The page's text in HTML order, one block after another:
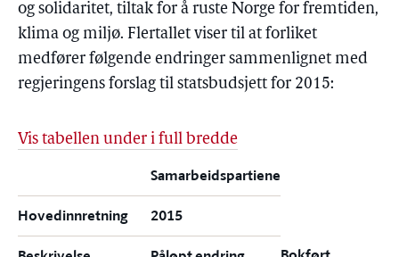
og solidaritet, tiltak for å ruste Norge for fremtiden,
klima og miljø. Flertallet viser til at forliket
medfører følgende endringer sammenlignet med
regjeringens forslag til statsbudsjett for 2015:
Vis tabellen under i full bredde
Samarbeidspartiene
Hovedinnretning
2015